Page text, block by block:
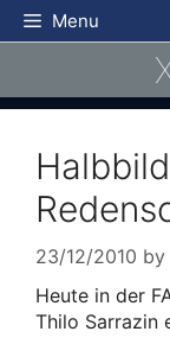
Skip
to
Menu
23/12/2010 by
Heute in der
Thilo Sarrazin